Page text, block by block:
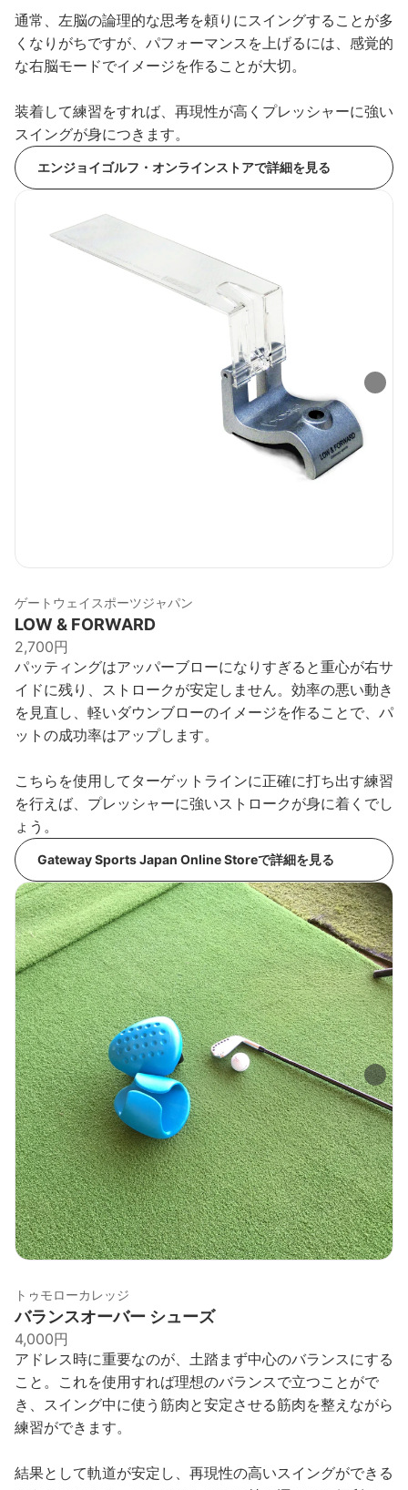
通常、左脳の論理的な思考を頼りにスイングすることが多
くなりがちですが、パフォーマンスを上げるには、感覚的
な右脳モードでイメージを作ることが大切。
装着して練習をすれば、再現性が高くプレッシャーに強い
スイングが身につきます。
エンジョイゴルフ・オンラインストアで詳細を見る
ゲートウェイスポーツジャパン
LOW & FORWARD
2,700円
パッティングはアッパーブローになりすぎると重心が右サ
イドに残り、ストロークが安定しません。効率の悪い動き
を見直し、軽いダウンブローのイメージを作ることで、パ
ットの成功率はアップします。
こちらを使用してターゲットラインに正確に打ち出す練習
を行えば、プレッシャーに強いストロークが身に着くでし
ょう。
Gateway Sports Japan Online Storeで詳細を見る
トゥモローカレッジ
バランスオーバー シューズ
4,000円
アドレス時に重要なのが、土踏まず中心のバランスにする
こと。これを使用すれば理想のバランスで立つことがで
き、スイング中に使う筋肉と安定させる筋肉を整えながら
練習ができます。
結果として軌道が安定し、再現性の高いスイングができる